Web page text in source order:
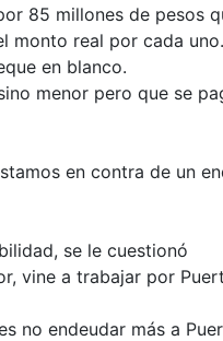
85 millones de pesos
monto real por cada uno.
en blanco.
menor pero que se
en contra de un
se le cuestionó
vine a trabajar por
no endeudar más a